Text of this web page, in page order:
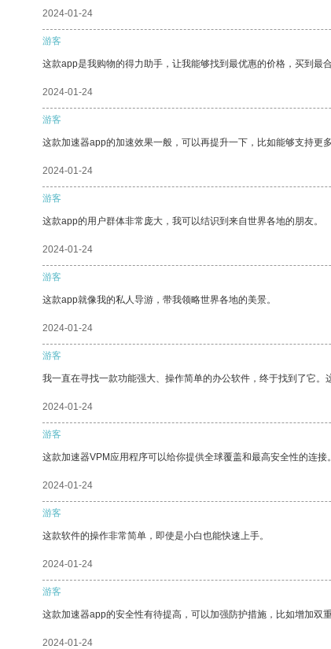
2024-01-24
游客
这款app是我购物的得力助手，让我能够找到最优惠的价格，买到最合
2024-01-24
游客
这款加速器app的加速效果一般，可以再提升一下，比如能够支持更多
2024-01-24
游客
这款app的用户群体非常庞大，我可以结识到来自世界各地的朋友。
2024-01-24
游客
这款app就像我的私人导游，带我领略世界各地的美景。
2024-01-24
游客
我一直在寻找一款功能强大、操作简单的办公软件，终于找到了它
2024-01-24
游客
这款加速器VPM应用程序可以给你提供全球覆盖和最高安全性的连接。
2024-01-24
游客
这款软件的操作非常简单，即使是小白也能快速上手。
2024-01-24
游客
这款加速器app的安全性有待提高，可以加强防护措施，比如增加双重
2024-01-24